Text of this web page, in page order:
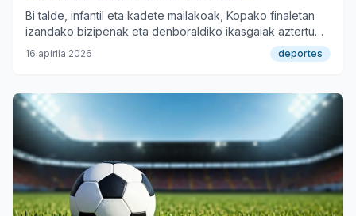
Bi talde, infantil eta kadete mailakoak, Kopako finaletan
izandako bizipenak eta denboraldiko ikasgaiak aztertu
dituzte.
16 apirila 2026 deportes